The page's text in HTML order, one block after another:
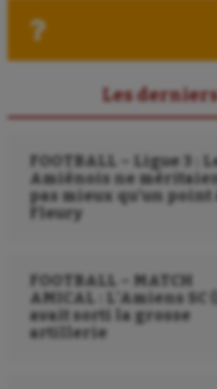
Les
FOOTBALL – Ligue 3 :
Amiénois ne
pas mieux qu’un point
Fleury
FOOTBALL – MATCH
AMICAL : L’Amiens SC
avait sorti la grosse
artillerie